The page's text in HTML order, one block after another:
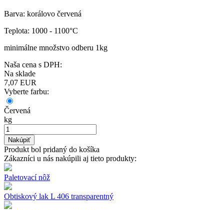
Barva: korálovo červená
Teplota: 1000 - 1100°C
minimálne množstvo odberu 1kg
Naša cena s DPH:
Na sklade
7,07 EUR
Vyberte farbu:
Červená
kg
Nakúpiť
Produkt bol pridaný do košíka
Zákazníci u nás nakúpili aj tieto produkty:
Paletovací nôž
Obtiskový lak L 406 transparentný